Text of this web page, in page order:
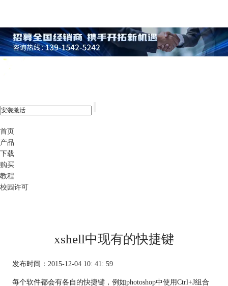
首页
产品
下载
购买
教程
校园许可
xshell中现有的快捷键
发布时间：2015-12-04 10: 41: 59
每个软件都会有各自的快捷键，例如photoshop中使用Ctrl+J组合